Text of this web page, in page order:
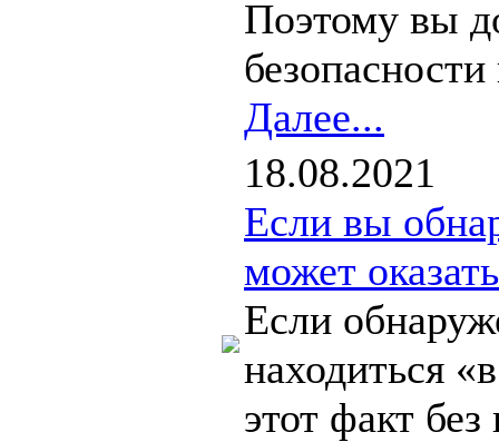
Поэтому вы
Далее...
18.08.2021
Если вы
может
Если
находиться
этот факт